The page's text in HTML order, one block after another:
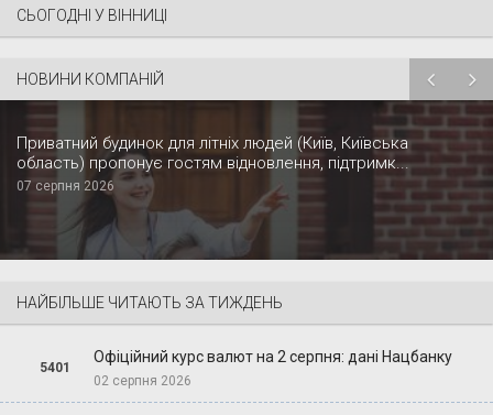
СЬОГОДНІ У ВІННИЦІ
НОВИНИ КОМПАНІЙ
Приватний будинок для літніх людей (Київ, Київська
область) пропонує гостям відновлення, підтримк...
07 серпня 2026
НАЙБІЛЬШЕ ЧИТАЮТЬ ЗА ТИЖДЕНЬ
5401
Офіційний курс валют на 2 серпня: дані Нацбанку
02 серпня 2026